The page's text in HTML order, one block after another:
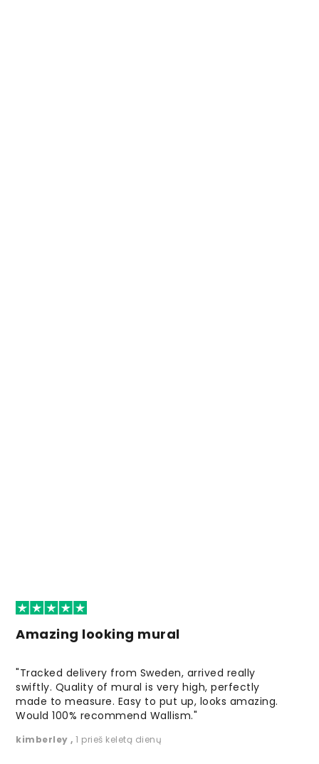
Amazing looking mural
"Tracked delivery from Sweden, arrived really
swiftly. Quality of mural is very high, perfectly
made to measure. Easy to put up, looks amazing.
Would 100% recommend Wallism."
kimberley, 1 prieš keletą dienų